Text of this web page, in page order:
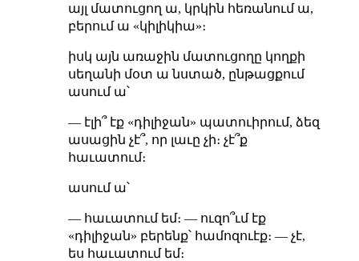
այլ մատուցող ա, կրկին հեռանում ա,
բերում ա «կիլիկիա»։
իսկ այն առաջին մատուցողը կողքի
սեղանի մօտ ա նստած, ընթացքում
ասում ա՝
— էլի՞ էք «դիլիջան» պատուիրում, ձեզ
ասացին չէ՞, որ լաւը չի։ չէ՞ք
հաւատում։
ասում ա՝
— հաւատում եմ։ — ուզո՞ւմ էք
«դիլիջան» բերենք՝ համոզուէք։ — չէ,
ես հաւատում եմ։